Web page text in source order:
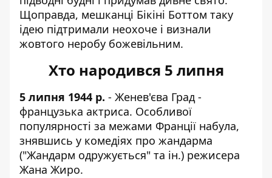
Щоправда, мешканці Бікіні Боттом таку
ідею підтримали неохоче і визнали
жовтого неробу божевільним.
Хто народився 5 липня
5 липня 1944 р. - Женев'єва Град -
французька актриса. Особливої ​​
популярності за межами Франції набула,
знявшись у комедіях про жандарма
("Жандарм одружується" та ін.) режисера
Жана Жиро.